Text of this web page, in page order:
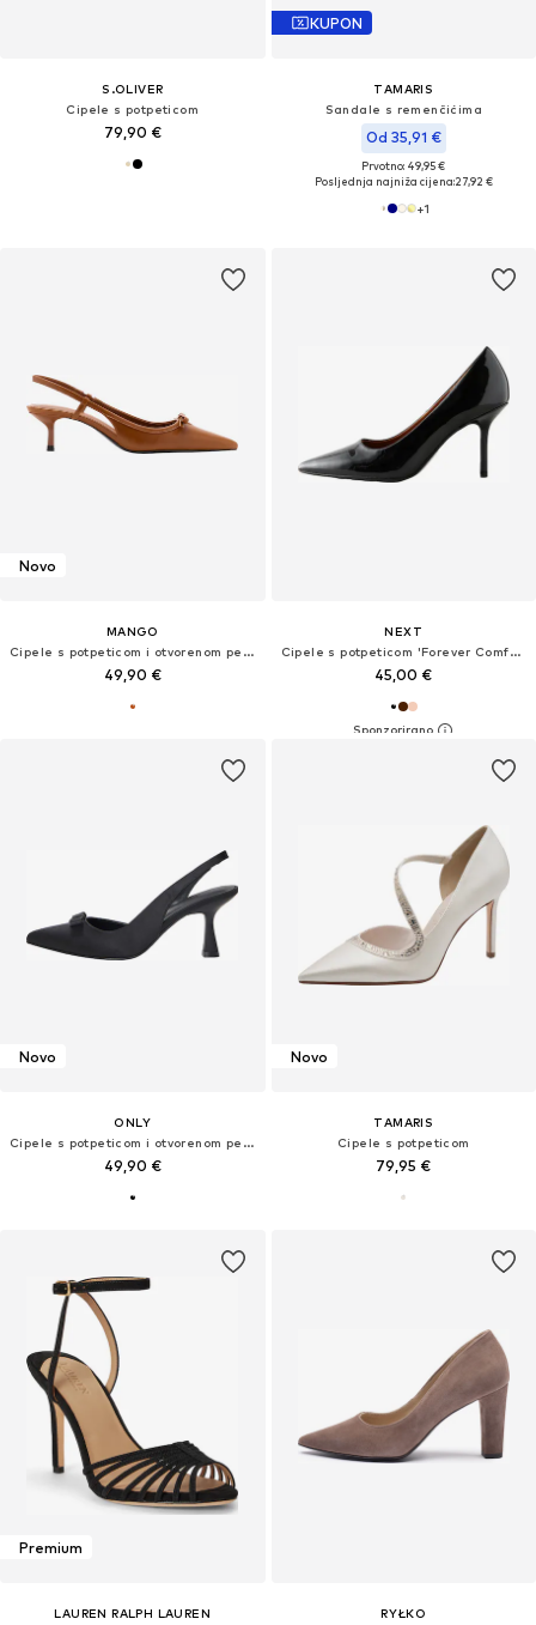
S.OLIVER
Cipele s potpeticom
79,90 €
KUPON
TAMARIS
Sandale s remenčićima
Od 35,91 €
Prvotno: 49,95 €
Posljednja najniža cijena:27,92 €
+1
Novo
MANGO
Cipele s potpeticom i otvorenom petom 'SUSA'
49,90 €
NEXT
Cipele s potpeticom 'Forever Comfort'
45,00 €
Novo
ONLY
Cipele s potpeticom i otvorenom petom 'ONLPerrie'
49,90 €
Novo
TAMARIS
Cipele s potpeticom
79,95 €
Premium
LAUREN RALPH LAUREN
RYŁKO